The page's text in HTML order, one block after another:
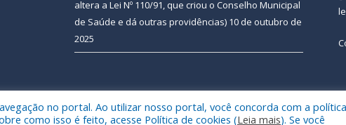
altera a Lei Nº 110/91, que criou o Conselho Municipal
de Saúde e dá outras providências) 10 de outubro de
2025
de Almeirim. Mapa do Site
no portal. Ao utilizar nosso portal, você concorda com a
como isso é feito, acesse Política de cookies (Leia mais). Se você